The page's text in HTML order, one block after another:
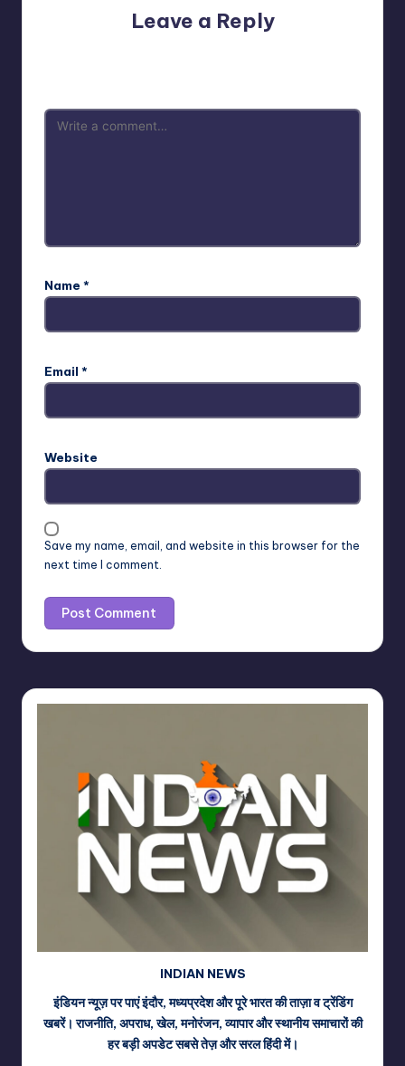
Leave a Reply
Name *
Email *
Website
Save my name, email, and website in this browser for the
next time I comment.
INDIAN NEWS
इंडियन न्यूज़ पर पाएं इंदौर, मध्यप्रदेश और पूरे भारत की ताज़ा व ट्रेंडिंग
खबरें। राजनीति, अपराध, खेल, मनोरंजन, व्यापार और स्थानीय समाचारों की
हर बड़ी अपडेट सबसे तेज़ और सरल हिंदी में।